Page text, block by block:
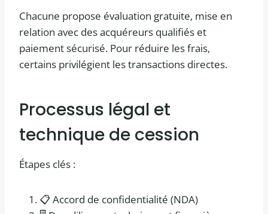
Chacune propose évaluation gratuite, mise en
relation avec des acquéreurs qualifiés et
paiement sécurisé. Pour réduire les frais,
certains privilégient les transactions directes.
Processus légal et
technique de cession
Étapes clés :
📋 Accord de confidentialité (NDA)